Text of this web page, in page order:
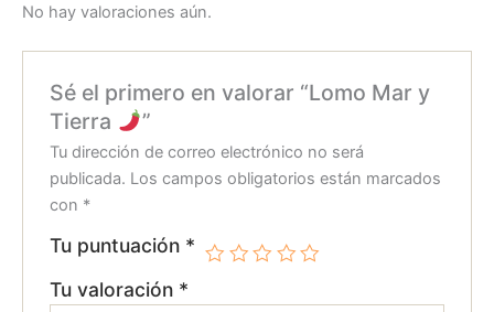
No hay valoraciones aún.
Sé el primero en valorar “Lomo Mar y
Tierra
”
Tu dirección de correo electrónico no será
publicada. Los campos obligatorios están marcados
con *
Tu puntuación *
Tu valoración *